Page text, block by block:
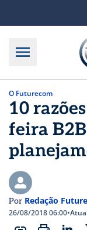
O Futurecom
10
feira
Por Redação
26/08/2018 06:00•